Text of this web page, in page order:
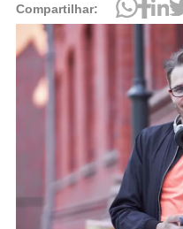
Compartilhar: